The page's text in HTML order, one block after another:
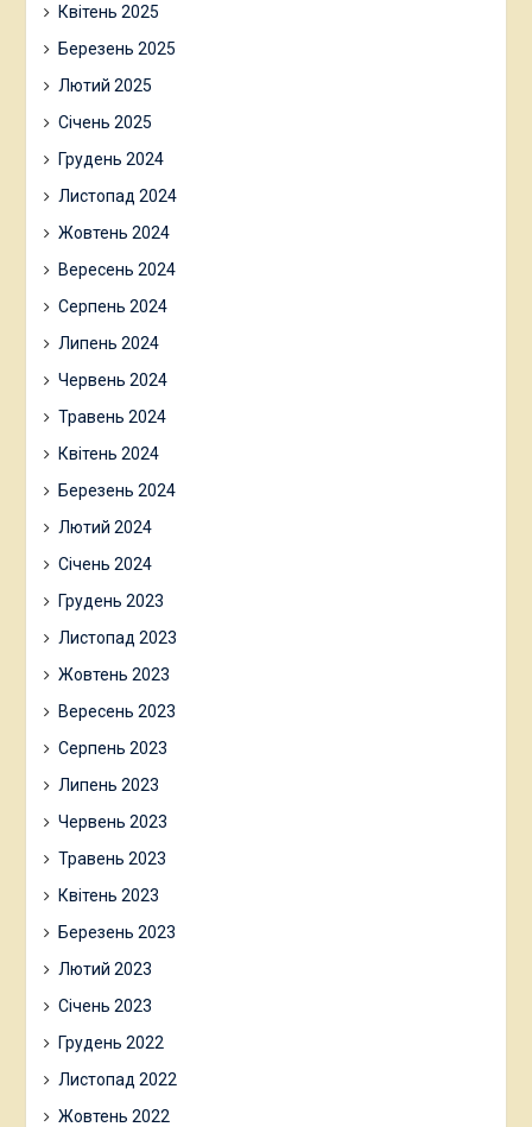
Квітень 2025
Березень 2025
Лютий 2025
Січень 2025
Грудень 2024
Листопад 2024
Жовтень 2024
Вересень 2024
Серпень 2024
Липень 2024
Червень 2024
Травень 2024
Квітень 2024
Березень 2024
Лютий 2024
Січень 2024
Грудень 2023
Листопад 2023
Жовтень 2023
Вересень 2023
Серпень 2023
Липень 2023
Червень 2023
Травень 2023
Квітень 2023
Березень 2023
Лютий 2023
Січень 2023
Грудень 2022
Листопад 2022
Жовтень 2022